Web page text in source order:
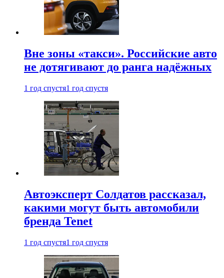
Вне зоны «такси». Российские авто
не дотягивают до ранга надёжных
1 год спустя1 год спустя
Автоэксперт Солдатов рассказал,
какими могут быть автомобили
бренда Tenet
1 год спустя1 год спустя